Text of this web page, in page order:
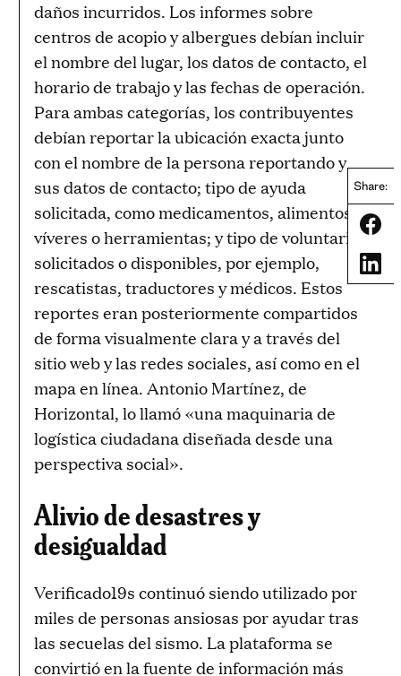
Share:
daños incurridos. Los informes sobre
centros de acopio y albergues debían incluir
el nombre del lugar, los datos de contacto, el
horario de trabajo y las fechas de operación.
Para ambas categorías, los contribuyentes
debían reportar la ubicación exacta junto
con el nombre de la persona reportando y
sus datos de contacto; tipo de ayuda
solicitada, como medicamentos, alimentos,
víveres o herramientas; y tipo de voluntarios
solicitados o disponibles, por ejemplo,
rescatistas, traductores y médicos. Estos
reportes eran posteriormente compartidos
de forma visualmente clara y a través del
sitio web y las redes sociales, así como en el
mapa en línea. Antonio Martínez, de
Horizontal, lo llamó «una maquinaria de
logística ciudadana diseñada desde una
perspectiva social».
Alivio de desastres y
desigualdad
Verificado19s continuó siendo utilizado por
miles de personas ansiosas por ayudar tras
las secuelas del sismo. La plataforma se
convirtió en la fuente de información más